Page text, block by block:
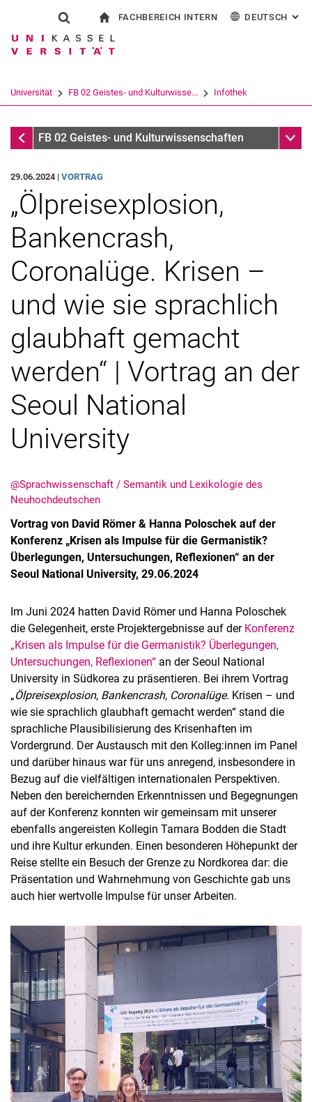
Springe direkt zu: Inhalt
Springe direkt zu: Suche
Springe direkt zu:
Suchformular
Suchbegriff
Suchen (öffnet externen Link in einem
FACHBEREICH INTERN DEUTSCH :
Universität FB 02 Geistes- und Kulturwisse... Infothek
InfothekFB 02 Geistes- und Kulturwissenschaften
29.06.2024 | VORTRAG
„Ölpreisexplosion,
Bankencrash,
Coronalüge. Krisen –
und wie sie sprachlich
glaubhaft gemacht
werden“ | Vortrag an der
Seoul National
University
@Sprachwissenschaft / Semantik und Lexikologie des
Neuhochdeutschen
Vortrag von David Römer & Hanna Poloschek auf der
Konferenz „Krisen als Impulse für die Germanistik?
Überlegungen, Untersuchungen, Reflexionen“ an der
Seoul National University, 29.06.2024
Im Juni 2024 hatten David Römer und Hanna Poloschek
die Gelegenheit, erste Projektergebnisse auf der Konferenz
„Krisen als Impulse für die Germanistik? Überlegungen,
Untersuchungen, Reflexionen“ an der Seoul National
University in Südkorea zu präsentieren. Bei ihrem Vortrag
„Ölpreisexplosion, Bankencrash, Coronalüge. Krisen – und
wie sie sprachlich glaubhaft gemacht werden“ stand die
sprachliche Plausibilisierung des Krisenhaften im
Vordergrund. Der Austausch mit den Kolleg:innen im Panel
und darüber hinaus war für uns anregend, insbesondere in
Bezug auf die vielfältigen internationalen Perspektiven.
Neben den bereichernden Erkenntnissen und Begegnungen
auf der Konferenz konnten wir gemeinsam mit unserer
ebenfalls angereisten Kollegin Tamara Bodden die Stadt
und ihre Kultur erkunden. Einen besonderen Höhepunkt der
Reise stellte ein Besuch der Grenze zu Nordkorea dar: die
Präsentation und Wahrnehmung von Geschichte gab uns
auch hier wertvolle Impulse für unser Arbeiten.